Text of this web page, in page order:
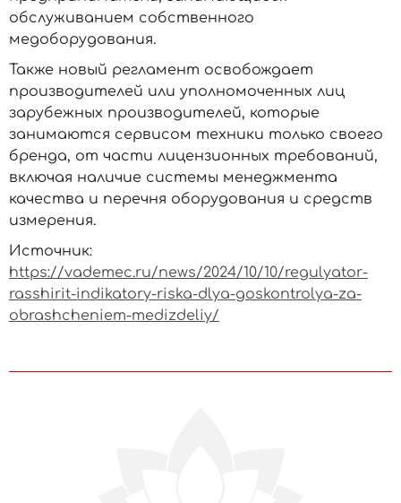
обслуживанием собственного
медоборудования.
Также новый регламент освобождает
производителей или уполномоченных лиц
зарубежных производителей, которые
занимаются сервисом техники только своего
бренда, от части лицензионных требований,
включая наличие системы менеджмента
качества и перечня оборудования и средств
измерения.
Источник:
https://vademec.ru/news/2024/10/10/regulyator-
rasshirit-indikatory-riska-dlya-goskontrolya-za-
obrashcheniem-medizdeliy/